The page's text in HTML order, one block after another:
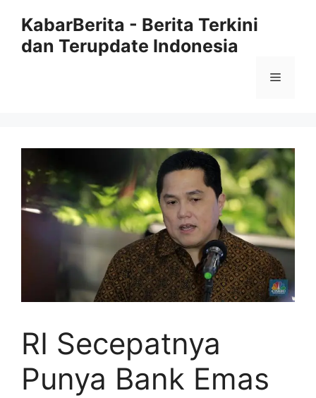
KabarBerita - Berita Terkini
dan Terupdate Indonesia
Menu
RI Secepatnya
Punya Bank Emas